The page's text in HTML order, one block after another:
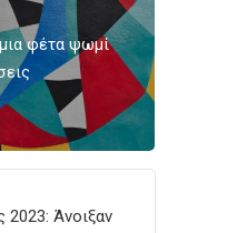
φέτα ψωμί
2023: Άνοιξαν